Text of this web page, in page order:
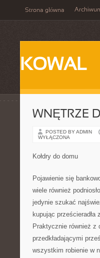
Strona główna
KOWAL
WNĘTRZE
POSTED BY ADMIN
WYŁĄCZONA
Kołdry do domu
Pojawienie się
wiele również
jedynie szukać
kupując
Praktycznie również z
przedkładającymi
wszystkim robienie w